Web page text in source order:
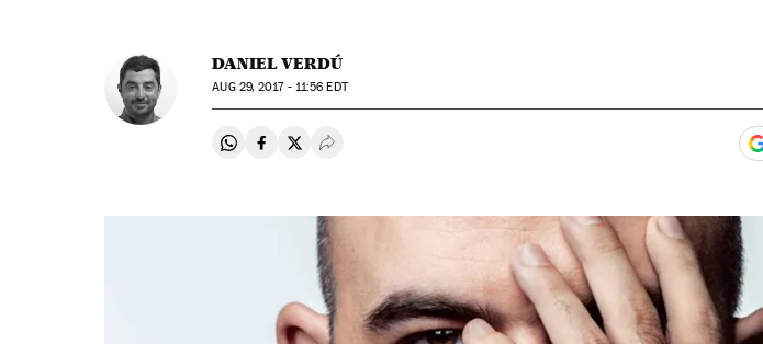
DANIEL VERDÚ
AUG29, 2017 - 11:56 EDT
Compartir en Whatsapp
Compartir en Facebook
Compartir en Twitter
Desplegar Redes Sociales